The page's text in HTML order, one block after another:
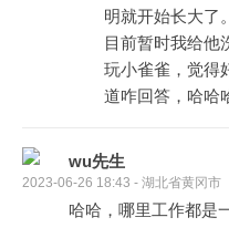
明就开始长大了。
目前暂时我给他
玩小雀雀，觉得
道咋回答，哈哈
wu先生
2023-06-26 18:43 - 湖北省黄冈市
哈哈，哪里工作都是